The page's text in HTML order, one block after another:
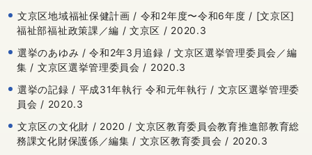
文京区地域福祉保健計画 / 令和2年度〜令和6年度 / [文京区]
福祉部福祉政策課／編 / 文京区 / 2020.3
選挙のあゆみ / 令和2年3月追録 / 文京区選挙管理委員会／編
集 / 文京区選挙管理委員会 / 2020.3
選挙の記録 / 平成31年執行 令和元年執行 / 文京区選挙管理委
員会 / 2020.3
文京区の文化財 / 2020 / 文京区教育委員会教育推進部教育総
務課文化財保護係／編集 / 文京区教育委員会 / 2020.3